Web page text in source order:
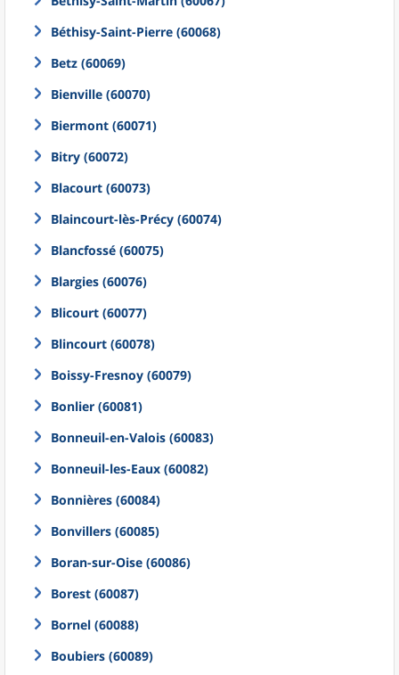
Béthisy-Saint-Pierre (60068)
Betz (60069)
Bienville (60070)
Biermont (60071)
Bitry (60072)
Blacourt (60073)
Blaincourt-lès-Précy (60074)
Blancfossé (60075)
Blargies (60076)
Blicourt (60077)
Blincourt (60078)
Boissy-Fresnoy (60079)
Bonlier (60081)
Bonneuil-en-Valois (60083)
Bonneuil-les-Eaux (60082)
Bonnières (60084)
Bonvillers (60085)
Boran-sur-Oise (60086)
Borest (60087)
Bornel (60088)
Boubiers (60089)